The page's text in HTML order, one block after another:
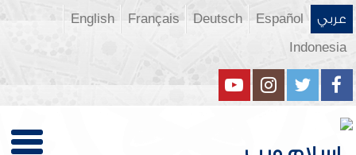
عربي Español
Deutsch
Français
English
Indonesia